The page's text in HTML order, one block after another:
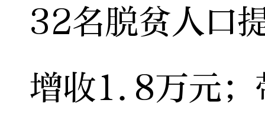
32名脱贫人口
增收1.8万元；